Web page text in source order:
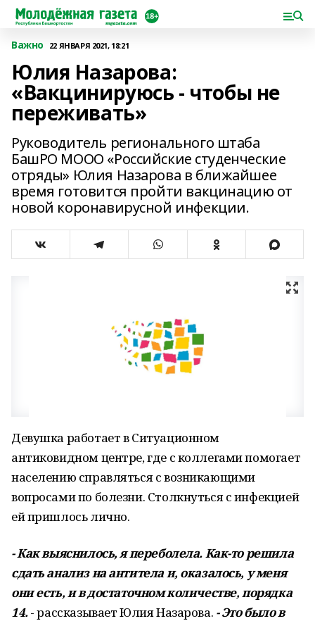
Важно 22 ЯНВАРЯ 2021, 18:21
Юлия Назарова:
«Вакцинируюсь - чтобы не
переживать»
Руководитель регионального штаба
БашРО МООО «Российские студенческие
отряды» Юлия Назарова в ближайшее
время готовится пройти вакцинацию от
новой коронавирусной инфекции.
Девушка работает в Ситуационном
антиковидном центре, где с коллегами помогает
населению справляться с возникающими
вопросами по болезни. Столкнуться с инфекцией
ей пришлось лично.
- Как выяснилось, я переболела. Как-то решила
сдать анализ на антитела и, оказалось, у меня
они есть, и в достаточном количестве, порядка
14.- рассказывает Юлия Назарова. - Это было в